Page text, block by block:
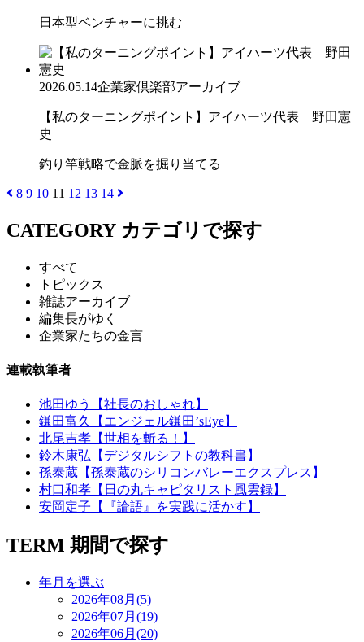
日本型ベンチャーに挑む
2026.05.14企業家倶楽部アーカイブ
【私のターニングポイント】アイハーツ代表 野田憲
史
釣り竿戦略で金脈を掘り当てる
8 9 10 11 12 13 14
CATEGORY カテゴリで探す
すべて
トピックス
雑誌アーカイブ
編集長がゆく
企業家たちの金言
連載執筆者
池田ゆう【社長のおしゃれ】
鎌田富久【エンジェル鎌田’sEye】
北尾吉孝【世相を斬る！】
鈴木康弘【デジタルシフトの教科書】
孫泰蔵【孫泰蔵のシリコンバレーエクスプレス】
村口和孝【日の丸キャピタリスト風雲録】
安岡定子【『論語』を実践に活かす】
TERM 期間で探す
年月を選ぶ
2026年08月(5)
2026年07月(19)
2026年06月(20)